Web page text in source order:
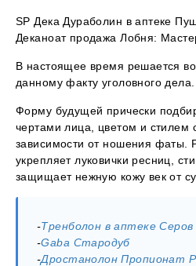
SP Дека Дураболин в аптеке
Деканоат продажа Лобня:
В настоящее время решается
данному факту уголовного дела.
Форму будущей прически
чертами лица, цветом и стилем
зависимости от ношения фаты.
укрепляет луковички ресниц,
защищает нежную кожу век от
-Тренболон в аптеке Серов
-Gaba Стародуб
-Дростанолон Пропионат